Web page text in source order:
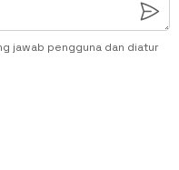
jawab pengguna dan diatur